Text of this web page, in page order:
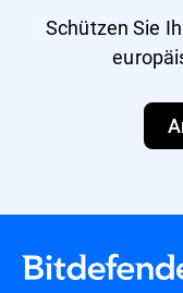
Schützen Sie